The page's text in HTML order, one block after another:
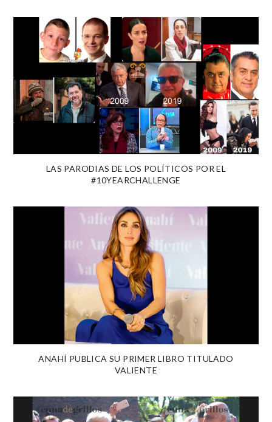
LAS PARODIAS DE LOS POLÍTICOS POR EL
#10YEARCHALLENGE
ANAHÍ PUBLICA SU PRIMER LIBRO TITULADO
VALIENTE